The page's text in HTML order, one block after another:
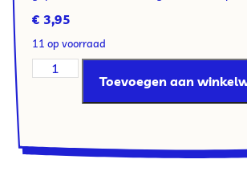
€ 3,95
11 op voorraad
Toevoegen aan